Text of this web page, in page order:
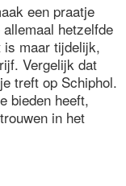
een praatje
hetzelfde
maar tijdelijk,
Vergelijk dat
treft op Schiphol.
bieden heeft,
in het